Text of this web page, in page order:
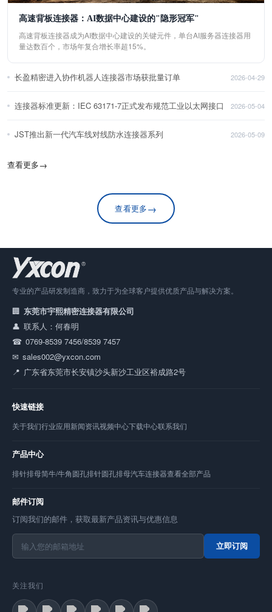
高速背板连接器：AI数据中心建设的"隐形冠军"
高速背板连接器成为AI数据中心建设的关键元件，单台AI服务器连接器用
量达数百个，市场年复合增长率超15%。
长盈精密进入协作机器人连接器市场获批量订单 2026-04-29
连接器标准更新：IEC 63171-7正式发布规范工业以太网接口 2026-05-04
JST推出新一代汽车线对线防水连接器系列 2026-05-09
查看更多→
查看更多→
专业的产品研发制造商，致力于为全球客户提供优质产品与解决方案。
东莞市宇熙精密连接器有限公司
联系人：何春明
0769-8539 7456/8539 7457
sales002@yxcon.com
广东省东莞市长安镇沙头新沙工业区裕成路2号
快速链接
关于我们行业应用新闻资讯视频中心下载中心联系我们
产品中心
排针排母简牛/牛角圆孔排针圆孔排母汽车连接器查看全部产品
邮件订阅
订阅我们的邮件，获取最新产品资讯与优惠信息
立即订阅
关注我们